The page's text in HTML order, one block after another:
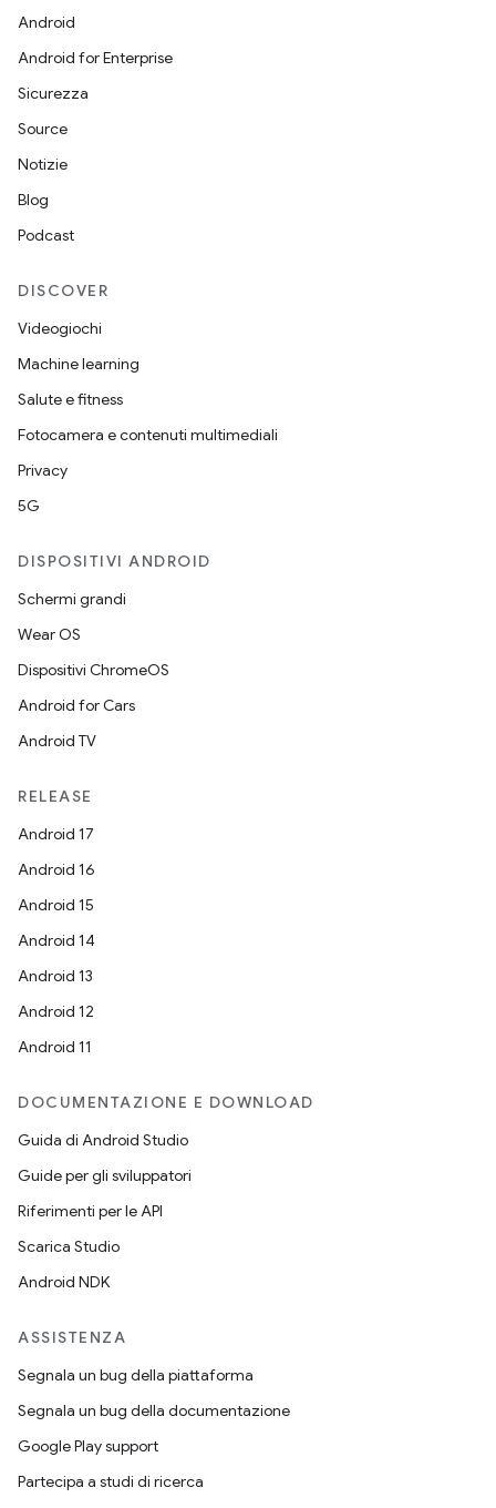
Android
Android for Enterprise
Sicurezza
Source
Notizie
Blog
Podcast
DISCOVER
Videogiochi
Machine learning
Salute e fitness
Fotocamera e contenuti multimediali
Privacy
5G
DISPOSITIVI ANDROID
Schermi grandi
Wear OS
Dispositivi ChromeOS
Android for Cars
Android TV
RELEASE
Android 17
Android 16
Android 15
Android 14
Android 13
Android 12
Android 11
DOCUMENTAZIONE E DOWNLOAD
Guida di Android Studio
Guide per gli sviluppatori
Riferimenti per le API
Scarica Studio
Android NDK
ASSISTENZA
Segnala un bug della piattaforma
Segnala un bug della documentazione
Google Play support
Partecipa a studi di ricerca